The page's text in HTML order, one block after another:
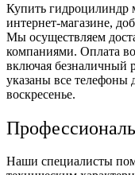
Купить гидроцилиндр
интернет-магазине,
Мы осуществляем
компаниями. Оплата
включая безналичный
указаны все телефоны
воскресенье.
Наши специалисты